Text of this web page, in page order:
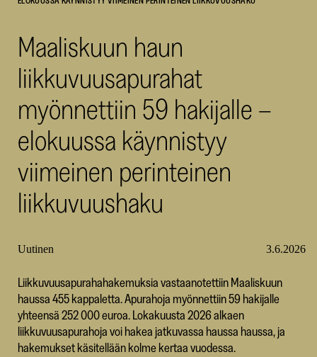
Maaliskuun haun
liikkuvuusapurahat
myönnettiin 59 hakijalle –
elokuussa käynnistyy
viimeinen perinteinen
liikkuvuushaku
Uutinen 3.6.2026
Liikkuvuusapurahahakemuksia vastaanotettiin Maaliskuun
haussa 455 kappaletta. Apurahoja myönnettiin 59 hakijalle
yhteensä 252 000 euroa. Lokakuusta 2026 alkaen
liikkuvuusapurahoja voi hakea jatkuvassa haussa haussa, ja
hakemukset käsitellään kolme kertaa vuodessa.